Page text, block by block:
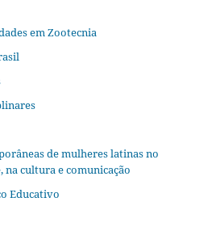
em Zootecnia
de mulheres latinas no
cultura e comunicação
Educativo